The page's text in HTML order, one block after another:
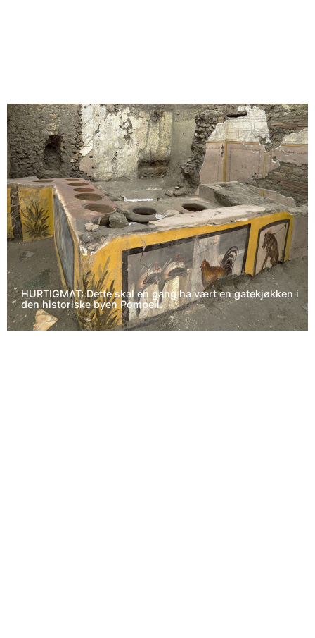
HURTIGMAT: Dette skal en gang ha vært en gatekjøkken i
den historiske byen Pompeii.